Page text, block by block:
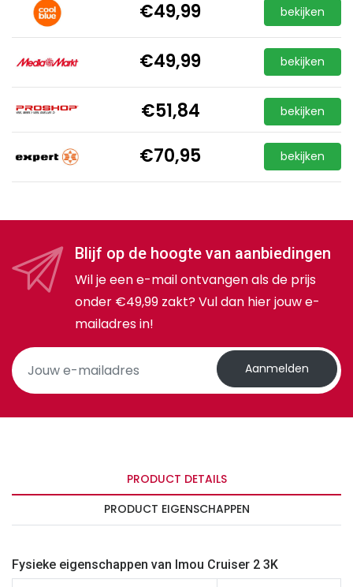
€49,99 bekijken
€49,99 bekijken
€51,84 bekijken
€70,95 bekijken
Blijf op de hoogte van aanbiedingen
Wil je een e-mail ontvangen als de prijs
onder €49,99 zakt? Vul dan hier jouw e-
mailadres in!
Aanmelden
PRODUCT DETAILS
PRODUCT EIGENSCHAPPEN
Fysieke eigenschappen van Imou Cruiser 2 3K